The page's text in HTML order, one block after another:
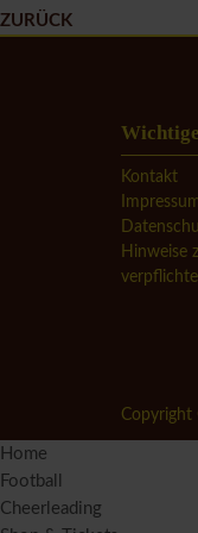
ZURÜCK
Kontakt
Hinweise
Copyright
Home
Football
Cheerleading